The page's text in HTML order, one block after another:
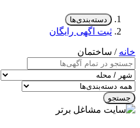
دسته‌بندی‌ها
ثبت اگهی رایگان
خانه / ساختمان
جستجو